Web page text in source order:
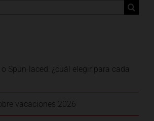
Spun-laced: ¿cuál elegir para cada
vacaciones 2026